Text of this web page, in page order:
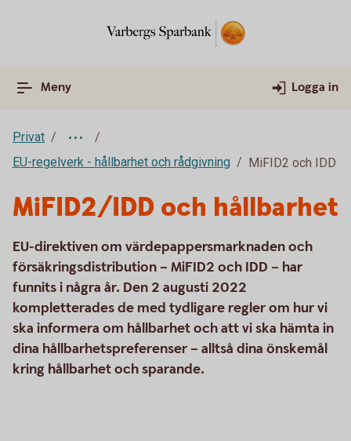
Meny Logga in
Privat
EU-regelverk - hållbarhet och rådgivning
MiFID2 och IDD
MiFID2/IDD och hållbarhet
EU-direktiven om värdepappersmarknaden och
försäkringsdistribution – MiFID2 och IDD – har
funnits i några år. Den 2 augusti 2022
kompletterades de med tydligare regler om hur vi
ska informera om hållbarhet och att vi ska hämta in
dina hållbarhetspreferenser – alltså dina önskemål
kring hållbarhet och sparande.